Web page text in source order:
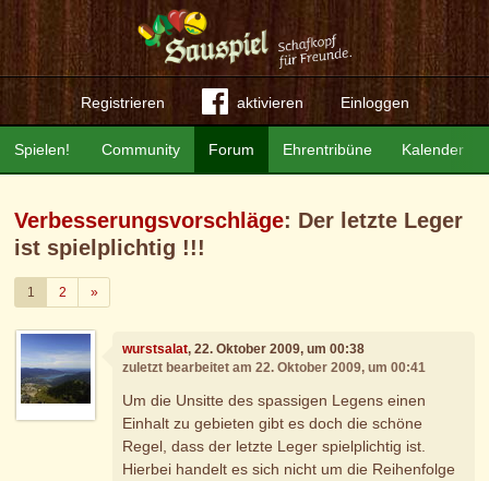
Registrieren aktivieren Einloggen
Community Forum Ehrentribüne Kalender
Spielen!
Verbesserungsvorschläge: Der letzte Leger
ist spielplichtig !!!
1 2 »Weiter
wurstsalat, 22. Oktober 2009, um 00:38
zuletzt bearbeitet am 22. Oktober 2009, um 00:41
Um die Unsitte des spassigen Legens einen
Einhalt zu gebieten gibt es doch die schöne
Regel, dass der letzte Leger spielplichtig ist.
Hierbei handelt es sich nicht um die Reihenfolge